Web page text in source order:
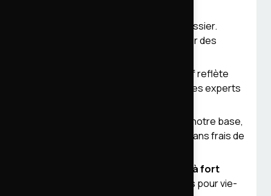
à votre dossier.
Chaque profil mobilisé est validé sur des
: le tarif reflète
directement la valeur produite par les experts
: Metz est notre base,
intervention sur site en Grand Est sans frais de
Pratique éprouvée sur des sites à fort
: 2 millions de visites par mois pour vie-